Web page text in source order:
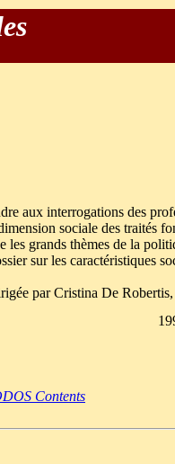
aux interrogations des
sociale des traités
les grands thèmes de la
sur les caractéristiques
par Cristina De
Contents